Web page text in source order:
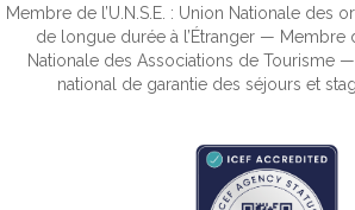
Membre de l’U.N.S.E. : Union Nationale des
de longue durée à l’Étranger — Membre
Nationale des Associations de Tourisme
national de garantie des séjours et